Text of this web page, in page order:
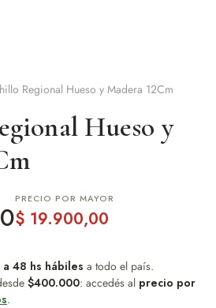
Regional Hueso y Madera 12Cm
Hueso y
PRECIO POR MAYOR
$ 19.900,00
48 hs hábiles a todo el país.
$400.000: accedés al precio por
.